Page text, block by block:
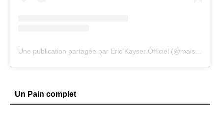
Un Pain complet